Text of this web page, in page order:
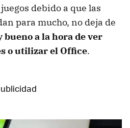
debido a que las
para mucho, no deja de
a la hora de ver
o utilizar el Office.